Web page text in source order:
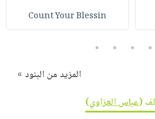
Count Your Blessin
2
3
4
5
المزيد من البنود »
(عباس العزاوي)